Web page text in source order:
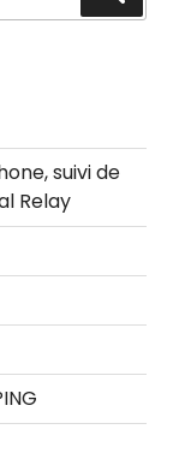
suivi de
Relay